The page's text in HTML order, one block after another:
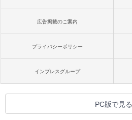
広告掲載のご案内
プライバシーポリシー
インプレスグループ
PC版で見る